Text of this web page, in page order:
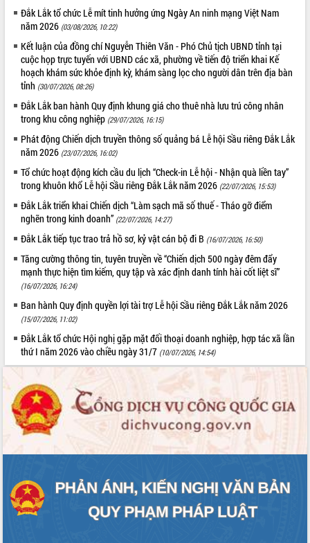
Đắk Lắk tổ chức Lễ mít tinh hưởng ứng Ngày An ninh mạng Việt Nam
năm 2026 (03/08/2026, 10:22)
Kết luận của đồng chí Nguyễn Thiên Văn - Phó Chủ tịch UBND tỉnh tại
cuộc họp trực tuyến với UBND các xã, phường về tiến độ triển khai Kế
hoạch khám sức khỏe định kỳ, khám sàng lọc cho người dân trên địa bàn
tỉnh (30/07/2026, 08:26)
Đắk Lắk ban hành Quy định khung giá cho thuê nhà lưu trú công nhân
trong khu công nghiệp (29/07/2026, 16:15)
Phát động Chiến dịch truyền thông số quảng bá Lễ hội Sầu riêng Đắk Lắk
năm 2026 (23/07/2026, 16:02)
Tổ chức hoạt động kích cầu du lịch “Check-in Lễ hội - Nhận quà liền tay”
trong khuôn khổ Lễ hội Sầu riêng Đắk Lắk năm 2026 (22/07/2026, 15:53)
Đắk Lắk triển khai Chiến dịch “Làm sạch mã số thuế - Tháo gỡ điểm
nghẽn trong kinh doanh” (22/07/2026, 14:27)
Đắk Lắk tiếp tục trao trả hồ sơ, kỷ vật cán bộ đi B (16/07/2026, 16:50)
Tăng cường thông tin, tuyên truyền về “Chiến dịch 500 ngày đêm đẩy
mạnh thực hiện tìm kiếm, quy tập và xác định danh tính hài cốt liệt sĩ”
(16/07/2026, 16:24)
Ban hành Quy định quyền lợi tài trợ Lễ hội Sầu riêng Đắk Lắk năm 2026
(15/07/2026, 11:02)
Đắk Lắk tổ chức Hội nghị gặp mặt đối thoại doanh nghiệp, hợp tác xã lần
thứ I năm 2026 vào chiều ngày 31/7 (10/07/2026, 14:54)